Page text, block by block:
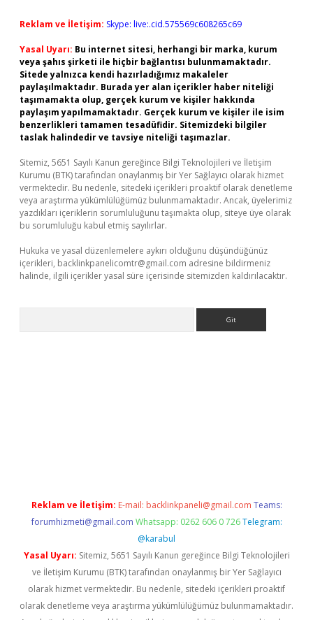
Reklam ve İletişim: Skype: live:.cid.575569c608265c69
Yasal Uyarı: Bu internet sitesi, herhangi bir marka, kurum
veya şahıs şirketi ile hiçbir bağlantısı bulunmamaktadır.
Sitede yalnızca kendi hazırladığımız makaleler
paylaşılmaktadır. Burada yer alan içerikler haber niteliği
taşımamakta olup, gerçek kurum ve kişiler hakkında
paylaşım yapılmamaktadır. Gerçek kurum ve kişiler ile isim
benzerlikleri tamamen tesadüfidir. Sitemizdeki bilgiler
taslak halindedir ve tavsiye niteliği taşımazlar.
Sitemiz, 5651 Sayılı Kanun gereğince Bilgi Teknolojileri ve İletişim
Kurumu (BTK) tarafından onaylanmış bir Yer Sağlayıcı olarak hizmet
vermektedir. Bu nedenle, sitedeki içerikleri proaktif olarak denetleme
veya araştırma yükümlülüğümüz bulunmamaktadır. Ancak, üyelerimiz
yazdıkları içeriklerin sorumluluğunu taşımakta olup, siteye üye olarak
bu sorumluluğu kabul etmiş sayılırlar.
Hukuka ve yasal düzenlemelere aykırı olduğunu düşündüğünüz
içerikleri, backlinkpanelicomtr@gmail.com adresine bildirmeniz
halinde, ilgili içerikler yasal süre içerisinde sitemizden kaldırılacaktır.
Reklam ve İletişim: E-mail: backlinkpaneli@gmail.com Teams:
forumhizmeti@gmail.com Whatsapp: 0262 606 0 726 Telegram:
@karabul
Yasal Uyarı: Sitemiz, 5651 Sayılı Kanun gereğince Bilgi Teknolojileri
ve İletişim Kurumu (BTK) tarafından onaylanmış bir Yer Sağlayıcı
olarak hizmet vermektedir. Bu nedenle, sitedeki içerikleri proaktif
olarak denetleme veya araştırma yükümlülüğümüz bulunmamaktadır.